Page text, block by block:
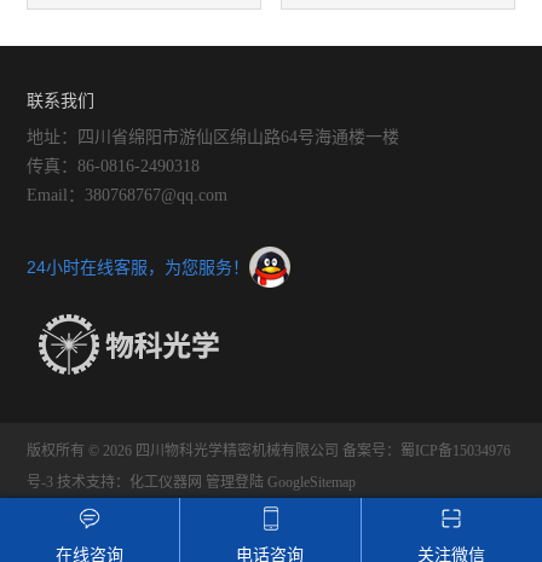
联系我们
地址：四川省绵阳市游仙区绵山路64号海通楼一楼
传真：86-0816-2490318
Email：380768767@qq.com
24小时在线客服，为您服务！
版权所有 © 2026 四川物科光学精密机械有限公司 备案号：蜀ICP备15034976
号-3 技术支持：化工仪器网 管理登陆 GoogleSitemap
在线咨询 电话咨询 关注微信